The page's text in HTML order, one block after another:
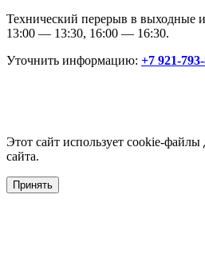
Технический перерыв в выходные
13:00 — 13:30, 16:00 — 16:30.
Уточнить информацию: +7 921-
Этот сайт использует cookie-
сайта.
Принять